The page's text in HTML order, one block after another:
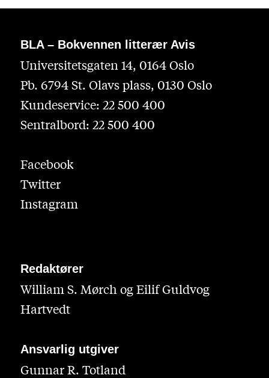
BLA – Bokvennen litterær Avis
Universitetsgaten 14, 0164 Oslo
Pb. 6794 St. Olavs plass, 0130 Oslo
Kundeservice: 22 500 400
Sentralbord: 22 500 400
Facebook
Twitter
Instagram
Redaktører
William S. Mørch og Eilif Guldvog
Hartvedt
Ansvarlig utgiver
Gunnar R. Totland